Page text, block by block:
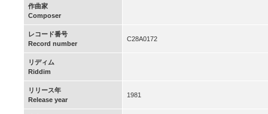
作曲家
Composer
レコード番号
Record number
C28A0172
リディム
Riddim
リリース年
Release year
1981